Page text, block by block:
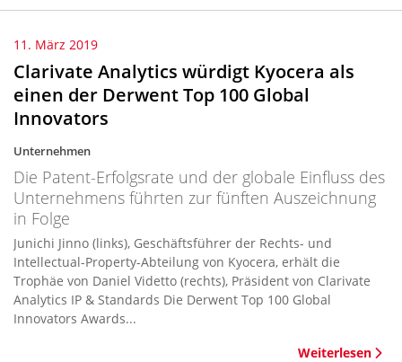
11. März 2019
Clarivate Analytics würdigt Kyocera als
einen der Derwent Top 100 Global
Innovators
Unternehmen
Die Patent-Erfolgsrate und der globale Einfluss des
Unternehmens führten zur fünften Auszeichnung
in Folge
Junichi Jinno (links), Geschäftsführer der Rechts- und
Intellectual-Property-Abteilung von Kyocera, erhält die
Trophäe von Daniel Videtto (rechts), Präsident von Clarivate
Analytics IP & Standards Die Derwent Top 100 Global
Innovators Awards...
Weiterlesen